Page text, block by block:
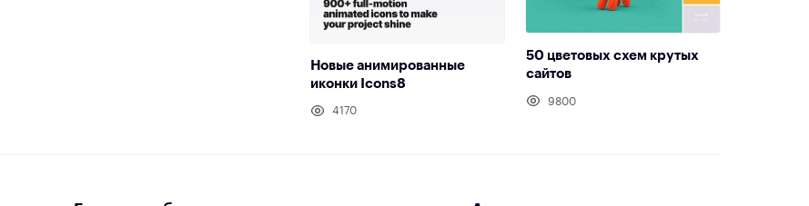
Новые анимированные
иконки Icons8
4170
50 цветовых схем крутых
сайтов
9800